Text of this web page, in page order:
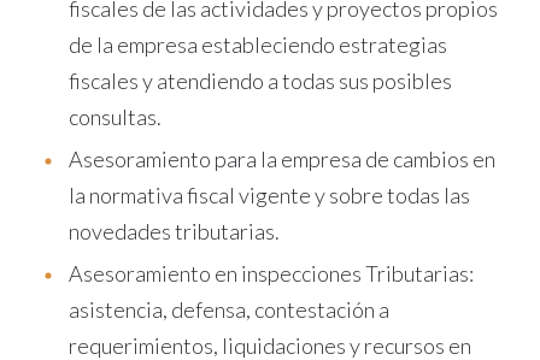
fiscales de las actividades y proyectos propios
de la empresa estableciendo estrategias
fiscales y atendiendo a todas sus posibles
consultas.
Asesoramiento para la empresa de cambios en
la normativa fiscal vigente y sobre todas las
novedades tributarias.
Asesoramiento en inspecciones Tributarias:
asistencia, defensa, contestación a
requerimientos, liquidaciones y recursos en